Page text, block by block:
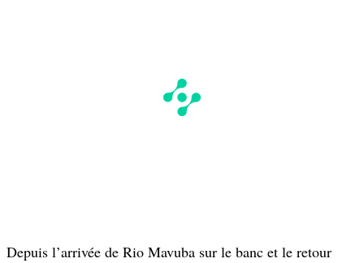
Depuis l’arrivée de Rio Mavuba sur le banc et le retour